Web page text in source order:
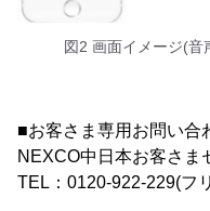
図2 画面イメージ(音
■お客さま専用お問い合
NEXCO中日本お客さま
TEL：0120-922-229(フ